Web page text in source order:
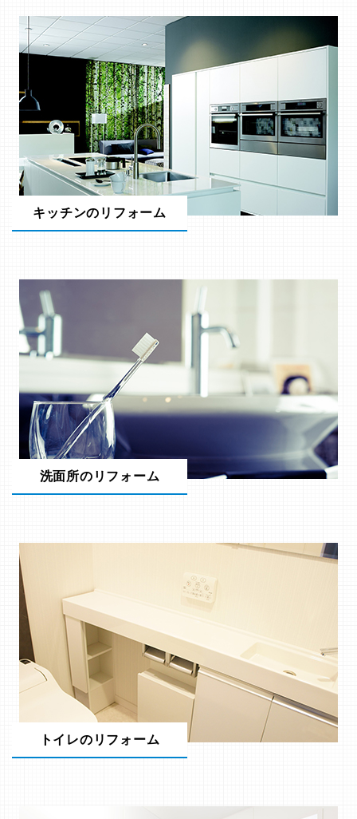
キッチンのリフォーム
洗面所のリフォーム
トイレのリフォーム